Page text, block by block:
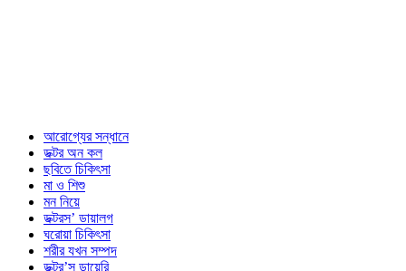
আরোগ্যের সন্ধানে
ডক্টর অন কল
ছবিতে চিকিৎসা
মা ও শিশু
মন নিয়ে
ডক্টরস’ ডায়ালগ
ঘরোয়া চিকিৎসা
শরীর যখন সম্পদ
ডক্টর’স ডায়েরি